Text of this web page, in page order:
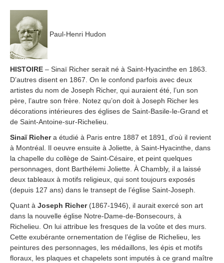
Paul-Henri Hudon
HISTOIRE – Sinaï Richer serait né à Saint-Hyacinthe en 1863.
D’autres disent en 1867. On le confond parfois avec deux
artistes du nom de Joseph Richer, qui auraient été, l’un son
père, l’autre son frère. Notez qu’on doit à Joseph Richer les
décorations intérieures des églises de Saint-Basile-le-Grand et
de Saint-Antoine-sur-Richelieu.
Sinaï Richera étudié à Paris entre 1887 et 1891, d’où il revient
à Montréal. Il oeuvre ensuite à Joliette, à Saint-Hyacinthe, dans
la chapelle du collège de Saint-Césaire, et peint quelques
personnages, dont Barthélemi Joliette. À Chambly, il a laissé
deux tableaux à motifs religieux, qui sont toujours exposés
(depuis 127 ans) dans le transept de l’église Saint-Joseph.
Quant à Joseph Richer(1867-1946), il aurait exercé son art
dans la nouvelle église Notre-Dame-de-Bonsecours, à
Richelieu. On lui attribue les fresques de la voûte et des murs.
Cette exubérante ornementation de l’église de Richelieu, les
peintures des personnages, les médaillons, les épis et motifs
floraux, les plaques et chapelets sont imputés à ce grand maître